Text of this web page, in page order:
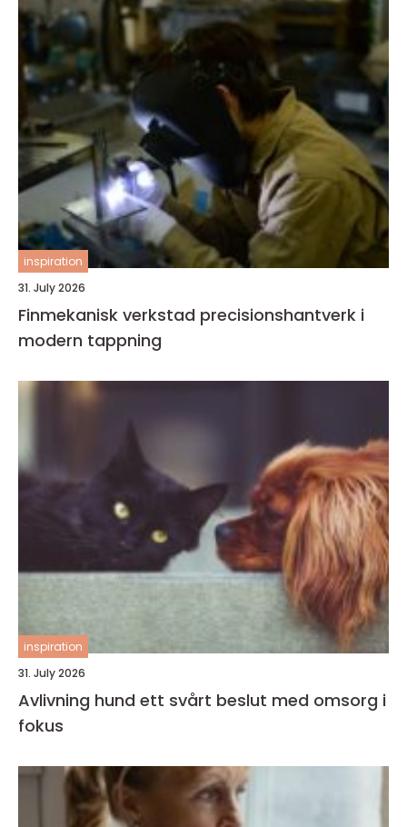
inspiration
31. July 2026
Finmekanisk verkstad precisionshantverk i
modern tappning
inspiration
31. July 2026
Avlivning hund ett svårt beslut med omsorg i
fokus